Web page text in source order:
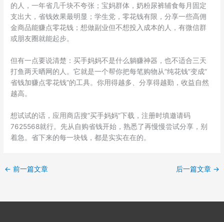
的人，一年省几千块不夸张；宝妈群体，奶粉尿裤辅食每月固定
支出大，省钱效果最明显；学生党，零花钱有限，分享一些高佣
金商品能赚点零花钱；想做副业但不想投入成本的人，有微信群
或朋友圈就能起步。
但有一点要说清楚：买手妈妈不是什么躺赚神器，也不适合三天
打鱼两天晒网的人。它就是一个帮你把每笔购物从”纯花钱”变成”
省钱加赚点零花钱”的工具。你用得越多、分享得越勤，收益自然
越高。
想试试的话，应用商店搜”买手妈妈”下载，注册时填邀请码
7625568就行。先从自购省钱开始，熟悉了再慢慢尝试分享，别
着急。省下来的每一块钱，都是实实在在的。
← 前一篇文章 后一篇文章 →